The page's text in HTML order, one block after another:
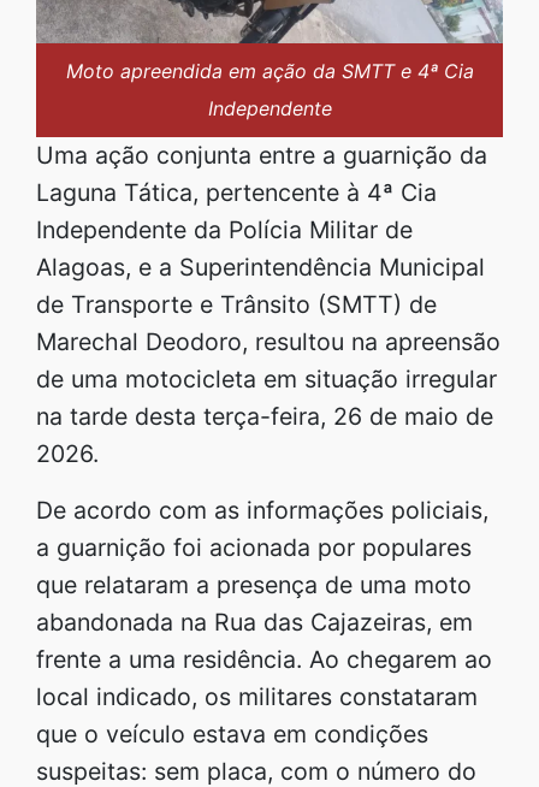
Moto apreendida em ação da SMTT e 4ª Cia
Independente
Uma ação conjunta entre a guarnição da
Laguna Tática, pertencente à 4ª Cia
Independente da Polícia Militar de
Alagoas, e a Superintendência Municipal
de Transporte e Trânsito (SMTT) de
Marechal Deodoro, resultou na apreensão
de uma motocicleta em situação irregular
na tarde desta terça-feira, 26 de maio de
2026.
De acordo com as informações policiais,
a guarnição foi acionada por populares
que relataram a presença de uma moto
abandonada na Rua das Cajazeiras, em
frente a uma residência. Ao chegarem ao
local indicado, os militares constataram
que o veículo estava em condições
suspeitas: sem placa, com o número do